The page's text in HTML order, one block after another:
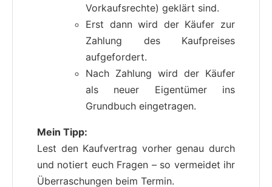
Vorkaufsrechte) geklärt sind.
Erst dann wird der Käufer zur
Zahlung des Kaufpreises
aufgefordert.
Nach Zahlung wird der Käufer
als neuer Eigentümer ins
Grundbuch eingetragen.
Mein Tipp:
Lest den Kaufvertrag vorher genau durch
und notiert euch Fragen – so vermeidet ihr
Überraschungen beim Termin.